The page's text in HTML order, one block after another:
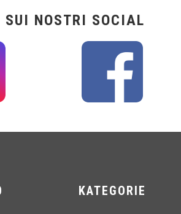
SUI NOSTRI SOCIAL
KATEGORIE